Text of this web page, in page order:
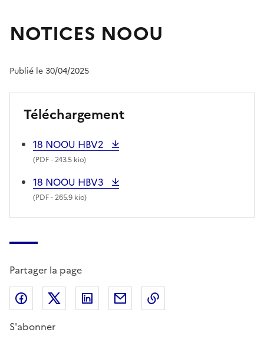
NOTICES NOOU
Publié le 30/04/2025
Téléchargement
18 NOOU HBV2
(PDF- 243.5 kio)
18 NOOU HBV3
(PDF- 265.9 kio)
Partager la page
Partager sur Facebook
Partager sur X (anciennement Twitter)
Partager sur LinkedIn
Partager par email
S'abonner